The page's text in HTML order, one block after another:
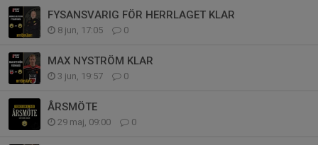
FYSANSVARIG FÖR HERRLAGET KLAR
8 jun, 17:05 0
MAX NYSTRÖM KLAR
3 jun, 19:57 0
ÅRSMÖTE
29 maj, 09:00 0